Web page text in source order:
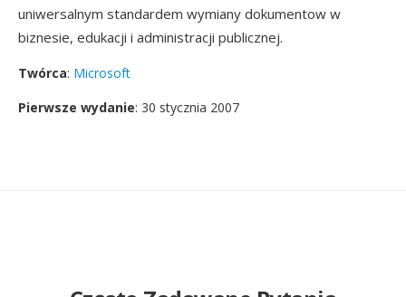
uniwersalnym standardem wymiany dokumentow w
biznesie, edukacji i administracji publicznej.
Twórca: Microsoft
Pierwsze wydanie: 30 stycznia 2007